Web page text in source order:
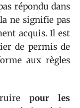
répondu dans
ne signifie pas
acquis. Il est
de permis de
aux règles
pour les